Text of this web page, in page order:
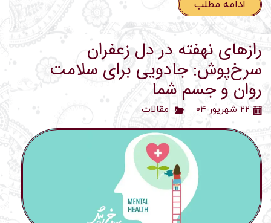
ادامه مطلب
رازهای نهفته در دل زعفران
سرخ‌پوش: جادویی برای سلامت
روان و جسم شما
۲۲ شهریور ۰۴ مقالات